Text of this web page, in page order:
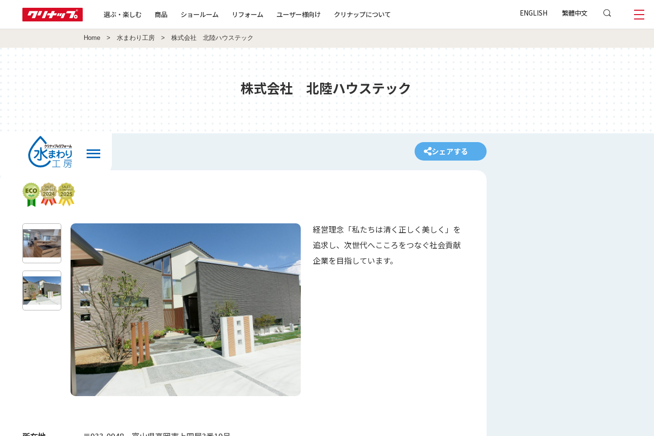
選ぶ・楽しむ 商品 ショールーム リフォーム ユーザー様向け クリナップについて ENGLISH 繁體中文
Home > 水まわり工房 > 株式会社 北陸ハウステック
株式会社 北陸ハウステック
シェアする
経営理念「私たちは清く正しく美しく」を
追求し、次世代へこころをつなぐ社会貢献
企業を目指しています。